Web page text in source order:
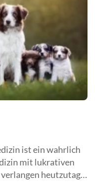
ist ein wahrlich
mit lukrativen
heutzutage